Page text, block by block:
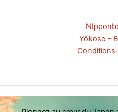
Yōkoso –
Conditions